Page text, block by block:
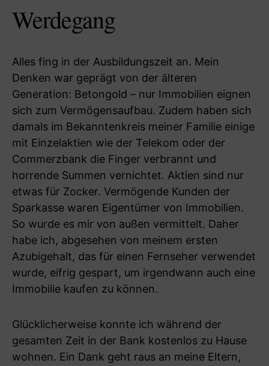
Werdegang
Alles fing in der Ausbildungszeit an. Mein
Denken war geprägt von der älteren
Generation: Betongold – nur Immobilien eignen
sich zum Vermögensaufbau. Zudem haben sich
damals im Bekanntenkreis meiner Familie einige
mit Einzelaktien wie der Telekom oder der
Commerzbank die Finger verbrannt und
horrende Summen vernichtet. Aktien sind nur
etwas für Zocker. Vermögende Kunden der
Sparkasse waren Eigentümer von Immobilien.
So wurde es mir von außen vermittelt. Daher
habe ich, abgesehen von meinem ersten
Azubigehalt, das für einen Fernseher verwendet
wurde, eifrig gespart, um irgendwann auch eine
Immobilie kaufen zu können.
Glücklicherweise konnte ich während der
gesamten Zeit in der Bank kostenlos zu Hause
wohnen. Ein Dank geht raus an meine Eltern,